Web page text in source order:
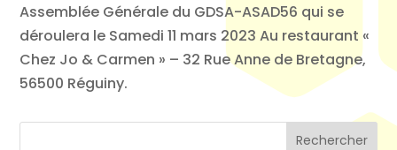
Assemblée Générale du GDSA-ASAD56 qui se
déroulera le Samedi 11 mars 2023 Au restaurant «
Chez Jo & Carmen » – 32 Rue Anne de Bretagne,
56500 Réguiny.